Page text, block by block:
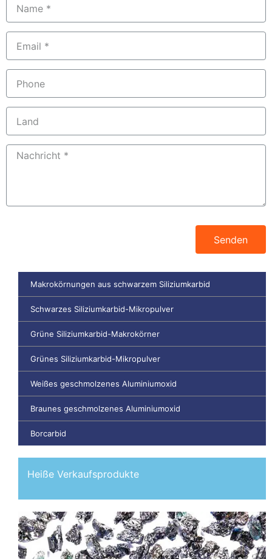
Senden
Makrokörnungen aus schwarzem Siliziumkarbid
Schwarzes Siliziumkarbid-Mikropulver
Grüne Siliziumkarbid-Makrokörner
Grünes Siliziumkarbid-Mikropulver
Weißes geschmolzenes Aluminiumoxid
Braunes geschmolzenes Aluminiumoxid
Borcarbid
Heiße Verkaufsprodukte